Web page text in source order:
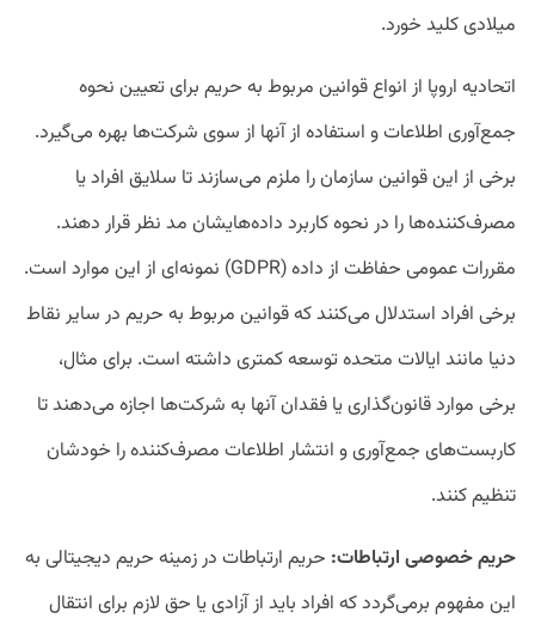
میلادی کلید خورد.
اتحادیه اروپا از انواع قوانین مربوط به حریم برای تعیین نحوه
جمع‌آوری اطلاعات و استفاده از آنها از سوی شرکت‌ها بهره می‌گیرد.
برخی از این قوانین سازمان را ملزم می‌سازند تا سلایق افراد یا
مصرف‌کننده‌ها را در نحوه کاربرد داده‌هایشان مد نظر قرار دهند.
مقررات عمومی حفاظت از داده (GDPR) نمونه‌ای از این موارد است.
برخی افراد استدلال می‌کنند که قوانین مربوط به حریم در سایر نقاط
دنیا مانند ایالات‌ متحده توسعه کمتری داشته است. برای مثال،
برخی موارد قانون‌گذاری یا فقدان آنها به شرکت‌ها اجازه می‌دهند تا
کاربست‌های جمع‌آوری و انتشار اطلاعات مصرف‌کننده را خودشان
تنظیم کنند.
حریم خصوصی ارتباطات: حریم ارتباطات در زمینه حریم دیجیتالی به
این مفهوم برمی‌گردد که افراد باید از آزادی یا حق لازم برای انتقال